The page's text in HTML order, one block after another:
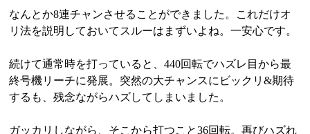
なんとか8連チャンさせることができました。これだけオ
リ法を説明しておいてスルーはまずいよね。一安心です。
続けて通常時を打っていると、440回転でハズレ目から最
終号機リーチに発展。突然の大チャンスにビックリ&期待
するも、残念ながらハズしてしまいました。
ガッカリしながら、そこから打つこと36回転。再びハズれ